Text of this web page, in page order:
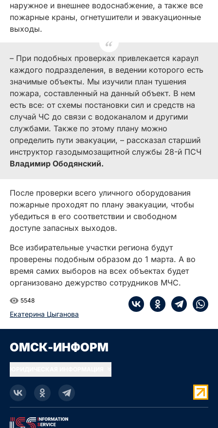
наружное и внешнее водоснабжение, а также все
пожарные краны, огнетушители и эвакуационные
выходы.
– При подобных проверках привлекается караул
каждого подразделения, в ведении которого есть
значимые объекты. Мы изучили план тушения
пожара, составленный на данный объект. В нем
есть все: от схемы постановки сил и средств на
случай ЧС до связи с водоканалом и другими
службами. Также по этому плану можно
определить пути эвакуации, – рассказал старший
инструктор газодымозащитной службы 28-й ПСЧ
Владимир Ободянский.
После проверки всего уличного оборудования
пожарные проходят по плану эвакуации, чтобы
убедиться в его соответствии и свободном
доступе запасных выходов.
Все избирательные участки региона будут
проверены подобным образом до 1 марта. А во
время самих выборов на всех объектах будет
организовано дежурство сотрудников МЧС.
5548
Екатерина Цыганова
ОМСК-ИНФОРМ